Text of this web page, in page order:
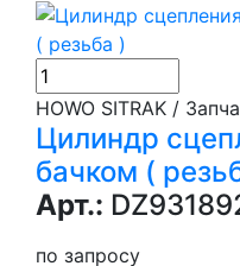
HOWO SITRAK /
Цилиндр
бачком (
Арт.:
по запросу